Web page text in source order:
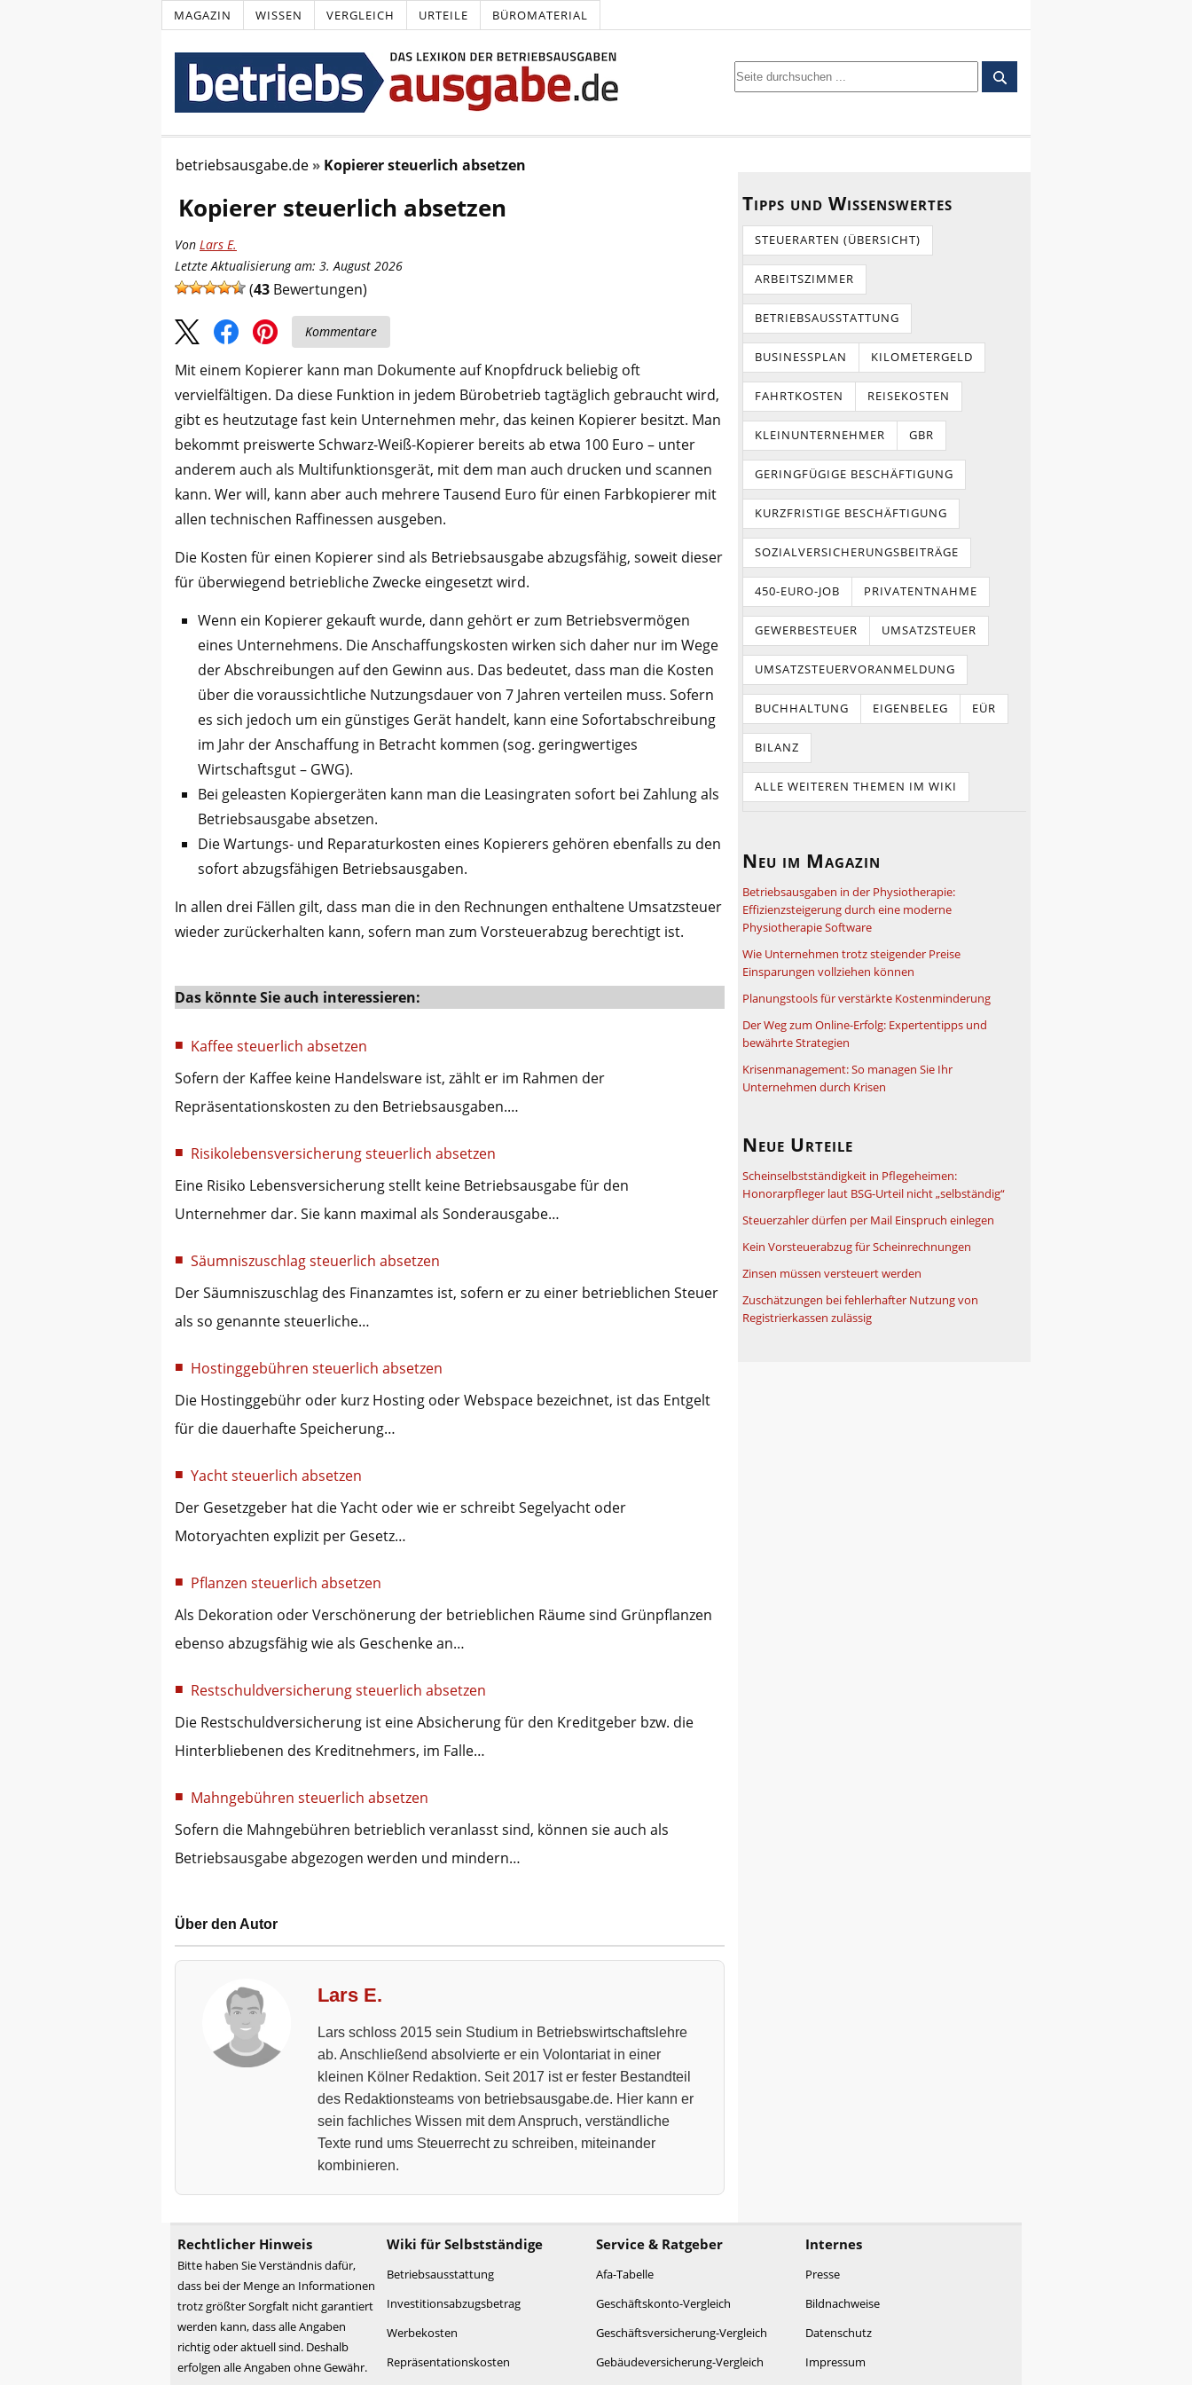
MAGAZIN WISSEN VERGLEICH URTEILE BÜROMATERIAL
betriebsausgabe.de Kopierer steuerlich absetzen
Kopierer steuerlich absetzen
Von Lars E.
Letzte Aktualisierung am: 3. August 2026
(43 Bewertungen)
Kommentare
Mit einem Kopierer kann man Dokumente auf Knopfdruck beliebig oft
vervielfältigen. Da diese Funktion in jedem Bürobetrieb tagtäglich gebraucht wird,
gibt es heutzutage fast kein Unternehmen mehr, das keinen Kopierer besitzt. Man
bekommt preiswerte Schwarz-Weiß-Kopierer bereits ab etwa 100 Euro – unter
anderem auch als Multifunktionsgerät, mit dem man auch drucken und scannen
kann. Wer will, kann aber auch mehrere Tausend Euro für einen Farbkopierer mit
allen technischen Raffinessen ausgeben.
Die Kosten für einen Kopierer sind als Betriebsausgabe abzugsfähig, soweit dieser
für überwiegend betriebliche Zwecke eingesetzt wird.
Wenn ein Kopierer gekauft wurde, dann gehört er zum Betriebsvermögen
eines Unternehmens. Die Anschaffungskosten wirken sich daher nur im Wege
der Abschreibungen auf den Gewinn aus. Das bedeutet, dass man die Kosten
über die voraussichtliche Nutzungsdauer von 7 Jahren verteilen muss. Sofern
es sich jedoch um ein günstiges Gerät handelt, kann eine Sofortabschreibung
im Jahr der Anschaffung in Betracht kommen (sog. geringwertiges
Wirtschaftsgut – GWG).
Bei geleasten Kopiergeräten kann man die Leasingraten sofort bei Zahlung als
Betriebsausgabe absetzen.
Die Wartungs- und Reparaturkosten eines Kopierers gehören ebenfalls zu den
sofort abzugsfähigen Betriebsausgaben.
In allen drei Fällen gilt, dass man die in den Rechnungen enthaltene Umsatzsteuer
wieder zurückerhalten kann, sofern man zum Vorsteuerabzug berechtigt ist.
Das könnte Sie auch interessieren:
Kaffee steuerlich absetzen
Sofern der Kaffee keine Handelsware ist, zählt er im Rahmen der
Repräsentationskosten zu den Betriebsausgaben.…
Risikolebensversicherung steuerlich absetzen
Eine Risiko Lebensversicherung stellt keine Betriebsausgabe für den
Unternehmer dar. Sie kann maximal als Sonderausgabe…
Säumniszuschlag steuerlich absetzen
Der Säumniszuschlag des Finanzamtes ist, sofern er zu einer betrieblichen Steuer
als so genannte steuerliche…
Hostinggebühren steuerlich absetzen
Die Hostinggebühr oder kurz Hosting oder Webspace bezeichnet, ist das Entgelt
für die dauerhafte Speicherung…
Yacht steuerlich absetzen
Der Gesetzgeber hat die Yacht oder wie er schreibt Segelyacht oder
Motoryachten explizit per Gesetz…
Pflanzen steuerlich absetzen
Als Dekoration oder Verschönerung der betrieblichen Räume sind Grünpflanzen
ebenso abzugsfähig wie als Geschenke an…
Restschuldversicherung steuerlich absetzen
Die Restschuldversicherung ist eine Absicherung für den Kreditgeber bzw. die
Hinterbliebenen des Kreditnehmers, im Falle…
Mahngebühren steuerlich absetzen
Sofern die Mahngebühren betrieblich veranlasst sind, können sie auch als
Betriebsausgabe abgezogen werden und mindern…
Über den Autor
Lars E.
Lars schloss 2015 sein Studium in Betriebswirtschaftslehre
ab. Anschließend absolvierte er ein Volontariat in einer
kleinen Kölner Redaktion. Seit 2017 ist er fester Bestandteil
des Redaktionsteams von betriebsausgabe.de. Hier kann er
sein fachliches Wissen mit dem Anspruch, verständliche
Texte rund ums Steuerrecht zu schreiben, miteinander
kombinieren.
Tipps und Wissenswertes
STEUERARTEN (ÜBERSICHT)
ARBEITSZIMMER
BETRIEBSAUSSTATTUNG
BUSINESSPLAN KILOMETERGELD
FAHRTKOSTEN REISEKOSTEN
KLEINUNTERNEHMER GBR
GERINGFÜGIGE BESCHÄFTIGUNG
KURZFRISTIGE BESCHÄFTIGUNG
SOZIALVERSICHERUNGSBEITRÄGE
450-EURO-JOB PRIVATENTNAHME
GEWERBESTEUER UMSATZSTEUER
UMSATZSTEUERVORANMELDUNG
BUCHHALTUNG EIGENBELEG EÜR
BILANZ
ALLE WEITEREN THEMEN IM WIKI
Neu im Magazin
Betriebsausgaben in der Physiotherapie:
Effizienzsteigerung durch eine moderne
Physiotherapie Software
Wie Unternehmen trotz steigender Preise
Einsparungen vollziehen können
Planungstools für verstärkte Kostenminderung
Der Weg zum Online-Erfolg: Expertentipps und
bewährte Strategien
Krisenmanagement: So managen Sie Ihr
Unternehmen durch Krisen
Neue Urteile
Scheinselbstständigkeit in Pflegeheimen:
Honorarpfleger laut BSG-Urteil nicht „selbständig“
Steuerzahler dürfen per Mail Einspruch einlegen
Kein Vorsteuerabzug für Scheinrechnungen
Zinsen müssen versteuert werden
Zuschätzungen bei fehlerhafter Nutzung von
Registrierkassen zulässig
Rechtlicher Hinweis
Bitte haben Sie Verständnis dafür,
dass bei der Menge an Informationen
trotz größter Sorgfalt nicht garantiert
werden kann, dass alle Angaben
richtig oder aktuell sind. Deshalb
erfolgen alle Angaben ohne Gewähr.
Wiki für Selbstständige
Betriebsausstattung
Investitionsabzugsbetrag
Werbekosten
Repräsentationskosten
Service & Ratgeber
Afa-Tabelle
Geschäftskonto-Vergleich
Geschäftsversicherung-Vergleich
Gebäudeversicherung-Vergleich
Internes
Presse
Bildnachweise
Datenschutz
Impressum